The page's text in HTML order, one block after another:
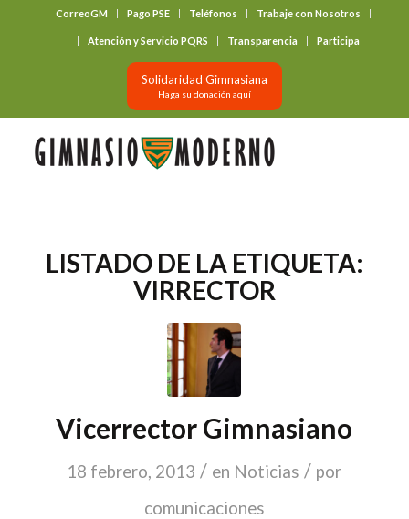
CorreoGM Pago PSE Teléfonos Trabaje con Nosotros
Atención y Servicio PQRS Transparencia Participa
Solidaridad Gimnasiana
Haga su donación aquí
LISTADO DE LA ETIQUETA:
VIRRECTOR
Vicerrector Gimnasiano
18 febrero, 2013 / en Noticias / por
comunicaciones